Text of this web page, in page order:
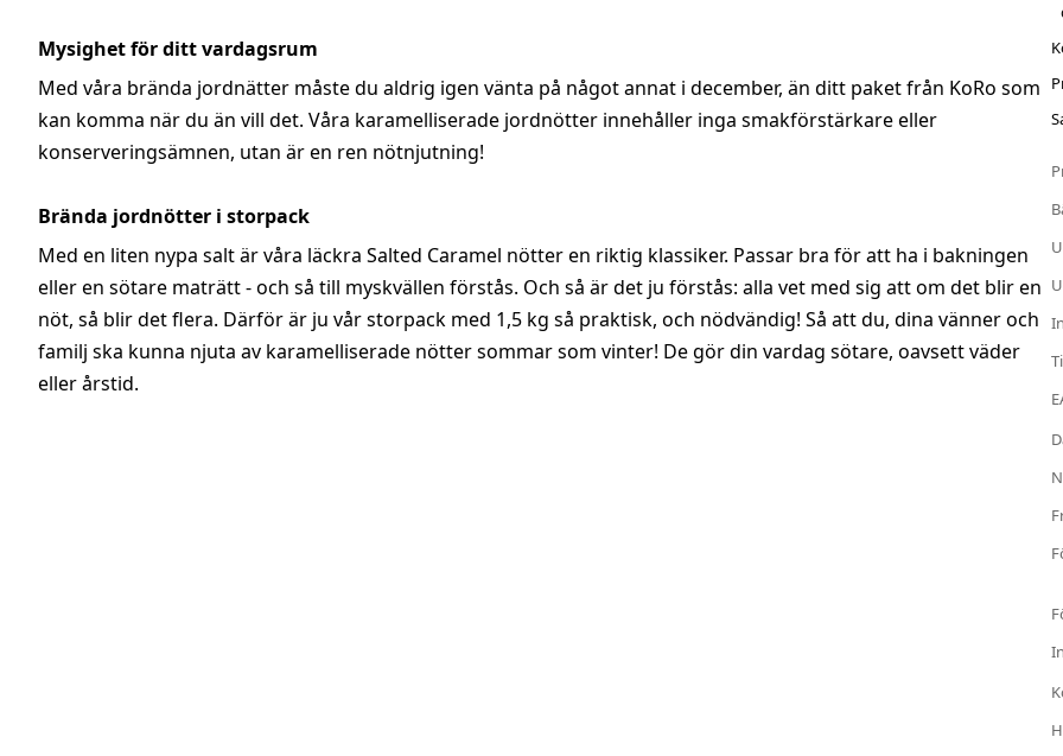
Mysighet för ditt vardagsrum
Med våra brända jordnätter måste du aldrig igen vänta på något annat i december, än ditt paket från KoRo som
kan komma när du än vill det. Våra karamelliserade jordnötter innehåller inga smakförstärkare eller
konserveringsämnen, utan är en ren nötnjutning!
Brända jordnötter i storpack
Med en liten nypa salt är våra läckra Salted Caramel nötter en riktig klassiker. Passar bra för att ha i bakningen
eller en sötare maträtt - och så till myskvällen förstås. Och så är det ju förstås: alla vet med sig att om det blir en
nöt, så blir det flera. Därför är ju vår storpack med 1,5 kg så praktisk, och nödvändig! Så att du, dina vänner och
familj ska kunna njuta av karamelliserade nötter sommar som vinter! De gör din vardag sötare, oavsett väder
eller årstid.